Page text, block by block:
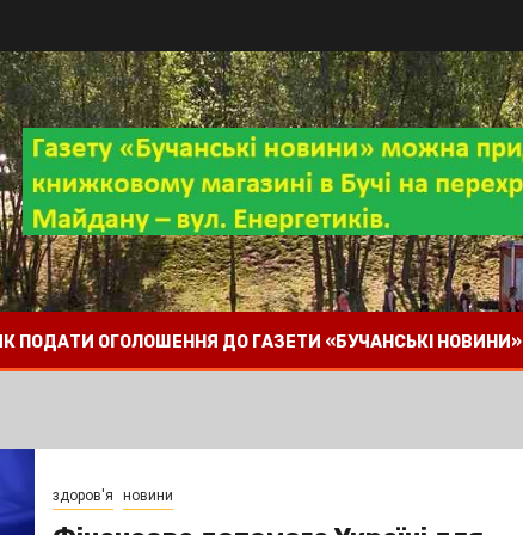
ПОДАТИ ОГОЛОШЕННЯ ДО ГАЗЕТИ «БУЧАНСЬКІ НОВИНИ»
здоров'я новини